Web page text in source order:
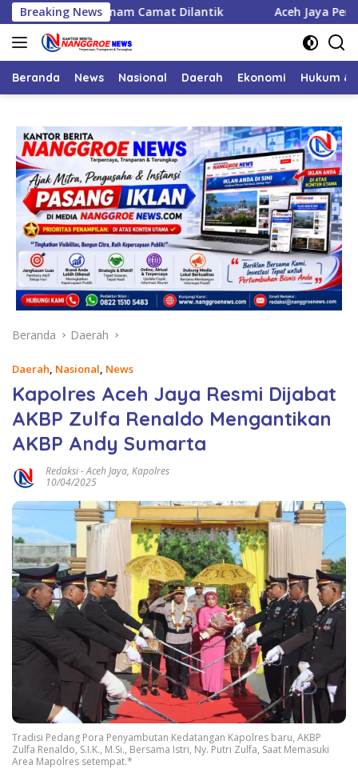
Langsung
ke
konten
Breaking News
Enam Camat Dilantik Aceh Jaya Peroleh
Beranda News Nasional Daerah Ekonomi Hukum &
Beranda Daerah
Daerah Nasional News
Kapolres Aceh Jaya Resmi Dijabat
AKBP Zulfa Renaldo Mengantikan
AKBP Andy Sumarta
Redaksi-Aceh Jaya, Kapolres
10/04/2025
Tradisi Pedang Pora Penyambutan Kedatangan Kapolres baru, AKBP
Zulfa Renaldo, S.I.K., M.Si., Bersama Istri, Ny. Putri Zulfa, Saat Memasuki
Area Mapolres setempat.*